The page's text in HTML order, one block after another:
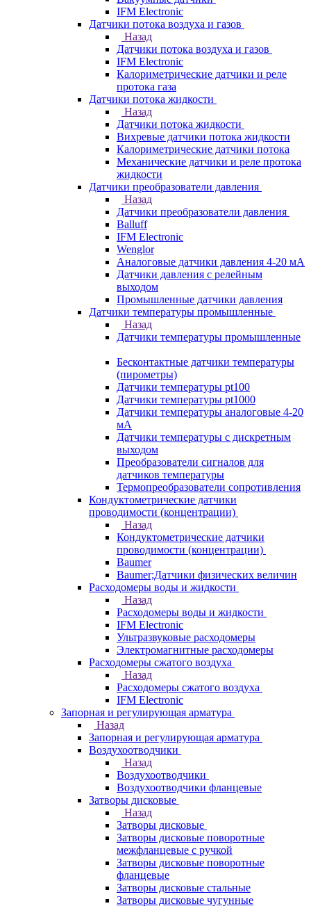
IFM Electronic
Датчики потока воздуха и газов
Назад
Датчики потока воздуха и газов
IFM Electronic
Калориметрические датчики и реле
протока газа
Датчики потока жидкости
Назад
Датчики потока жидкости
Вихревые датчики потока жидкости
Калориметрические датчики потока
Механические датчики и реле протока
жидкости
Датчики преобразователи давления
Назад
Датчики преобразователи давления
Balluff
IFM Electronic
Wenglor
Аналоговые датчики давления 4-20 мА
Датчики давления с релейным
выходом
Промышленные датчики давления
Датчики температуры промышленные
Назад
Датчики температуры промышленные
Бесконтактные датчики температуры
(пирометры)
Датчики температуры pt100
Датчики температуры pt1000
Датчики температуры аналоговые 4-20
мА
Датчики температуры с дискретным
выходом
Преобразователи сигналов для
датчиков температуры
Термопреобразователи сопротивления
Кондуктометрические датчики
проводимости (концентрации)
Назад
Кондуктометрические датчики
проводимости (концентрации)
Baumer
Baumer;Датчики физических величин
Расходомеры воды и жидкости
Назад
Расходомеры воды и жидкости
IFM Electronic
Ультразвуковые расходомеры
Электромагнитные расходомеры
Расходомеры сжатого воздуха
Назад
Расходомеры сжатого воздуха
IFM Electronic
Запорная и регулирующая арматура
Назад
Запорная и регулирующая арматура
Воздухоотводчики
Назад
Воздухоотводчики
Воздухоотводчики фланцевые
Затворы дисковые
Назад
Затворы дисковые
Затворы дисковые поворотные
межфланцевые с ручкой
Затворы дисковые поворотные
фланцевые
Затворы дисковые стальные
Затворы дисковые чугунные